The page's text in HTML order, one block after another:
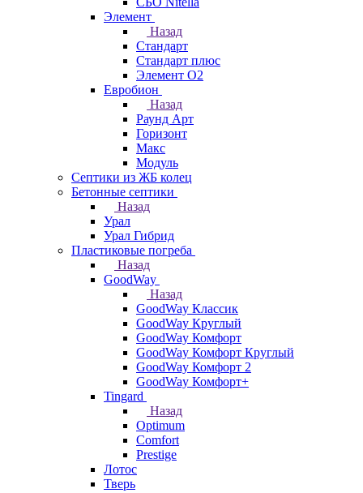
Элемент
Назад
Стандарт
Стандарт плюс
Элемент О2
Евробион
Назад
Раунд Арт
Горизонт
Макс
Модуль
Септики из ЖБ колец
Бетонные септики
Назад
Урал
Урал Гибрид
Пластиковые погреба
Назад
GoodWay
Назад
GoodWay Классик
GoodWay Круглый
GoodWay Комфорт
GoodWay Комфорт Круглый
GoodWay Комфорт 2
GoodWay Комфорт+
Tingard
Назад
Optimum
Comfort
Prestige
Лотос
Тверь